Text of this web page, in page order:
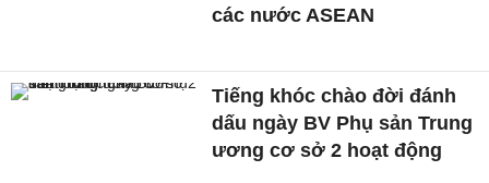
các nước ASEAN
Tiếng khóc chào đời đánh
dấu ngày BV Phụ sản Trung
ương cơ sở 2 hoạt động